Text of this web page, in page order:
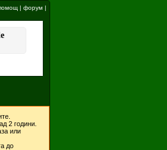
| форум |
2 години.
или
до